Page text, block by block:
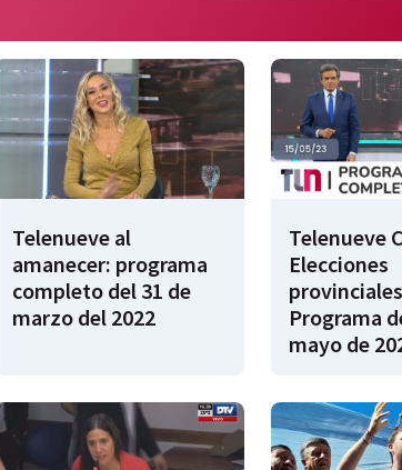
Telenueve al
amanecer: programa
completo del 31 de
marzo del 2022
Telenueve
Elecciones
Programa
mayo de